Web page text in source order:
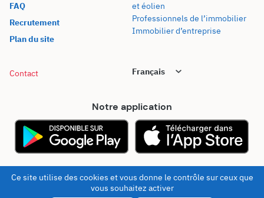
FAQ
Recrutement
Plan du site
et éolien
Professionnels de l’immobilier
Immobilier d’entreprise
Contact
Notre application
Ce site utilise des cookies et vous donne le contrôle sur ceux que
vous souhaitez activer